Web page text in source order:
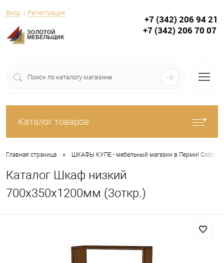
Вход Регистрация
+7 (342) 206 94 21
+7 (342) 206 70 07
Каталог товаров
Главная страница • ШКАФЫ КУПЕ - мебельный магазин в Перми!
Каталог Шкаф низкий
700х350х1200мм (3откр.)